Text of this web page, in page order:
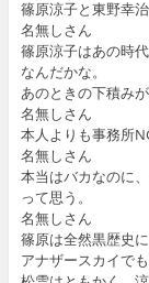
篠原涼子と東野幸
名無しさん
篠原涼子はあの時
なんだかな。
あのときの下積み
名無しさん
本人よりも事務所
名無しさん
本当はバカなのに
って思う。
名無しさん
篠原は全然黒歴史
アナザースカイで